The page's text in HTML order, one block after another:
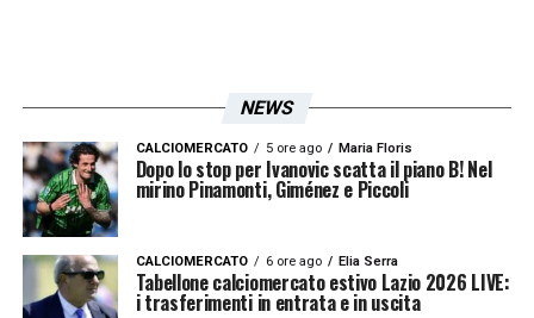
LA PLAYLIST DELLE NOSTRE TOP NEWS
NEWS
CALCIOMERCATO 5 ore ago Maria Floris
Dopo lo stop per Ivanovic scatta il piano B! Nel
mirino Pinamonti, Giménez e Piccoli
CALCIOMERCATO 6 ore ago Elia Serra
Tabellone calciomercato estivo Lazio 2026 LIVE:
i trasferimenti in entrata e in uscita